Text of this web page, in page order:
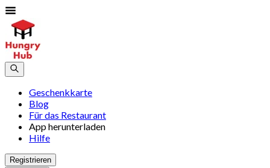
Geschenkkarte
Blog
Für das Restaurant
App herunterladen
Hilfe
Registrieren